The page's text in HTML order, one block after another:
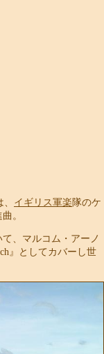
イギリス軍楽 隊のケ
。
て、マルコム・アーノ
』としてカバーし世